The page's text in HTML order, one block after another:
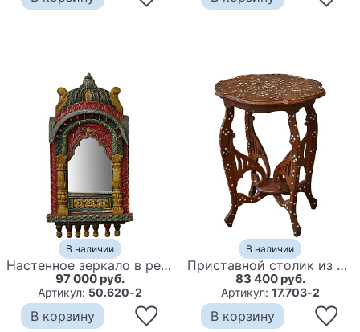
В наличии
Настенное зеркало в резной раме из тропического дерева Carved Wood Mirror Colorful
97 000 руб.
Артикул: 50.620-2
В корзину
В наличии
Приставной столик из массива тика инкрустированный костью Wooden Bone Inlay Side Table
83 400 руб.
Артикул: 17.703-2
В корзину